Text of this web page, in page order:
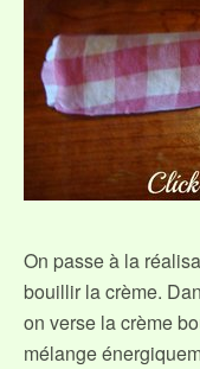
On passe à la
bouillir la crème.
on verse la crème
mélange